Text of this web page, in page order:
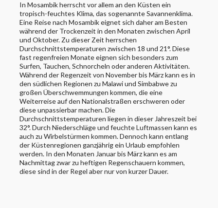
In Mosambik herrscht vor allem an den Küsten ein
tropisch-feuchtes Klima, das sogenannte Savannenklima.
Eine Reise nach Mosambik eignet sich daher am Besten
während der Trockenzeit in den Monaten zwischen April
und Oktober. Zu dieser Zeit herrschen
Durchschnittstemperaturen zwischen 18 und 21°. Diese
fast regenfreien Monate eignen sich besonders zum
Surfen, Tauchen, Schnorcheln oder anderen Aktivitäten.
Während der Regenzeit von November bis März kann es in
den südlichen Regionen zu Malawi und Simbabwe zu
großen Überschwemmungen kommen, die eine
Weiterreise auf den Nationalstraßen erschweren oder
diese unpassierbar machen. Die
Durchschnittstemperaturen liegen in dieser Jahreszeit bei
32°. Durch Niederschläge und feuchte Luftmassen kann es
auch zu Wirbelstürmen kommen. Dennoch kann entlang
der Küstenregionen ganzjährig ein Urlaub empfohlen
werden. In den Monaten Januar bis März kann es am
Nachmittag zwar zu heftigen Regenschauern kommen,
diese sind in der Regel aber nur von kurzer Dauer.